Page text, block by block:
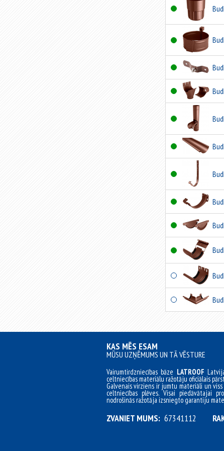
KAS MĒS ESAM
MŪSU UZŅĒMUMS UN TĀ VĒSTURE
Vairumtirdzniecības bāze LATROOF
celtniecības materiālu ražotāju oficiālais
Galvenais virziens ir jumtu materiāli un
celtniecības plēves. Visai piedāvātajai
nodrošinās ražotāja izsniegto garantiju
ZVANIET MUMS: 67341112